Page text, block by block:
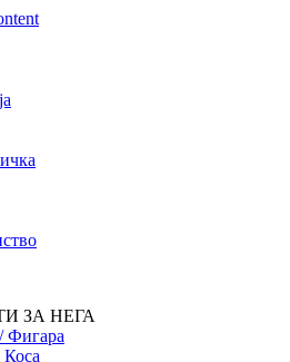
ЗА НЕГА
Фигара
Коса